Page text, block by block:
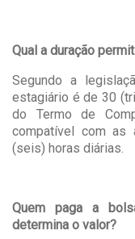
Qual a duração
Segundo a
estagiário é de 30
do Termo de
compatível com as
(seis) horas diárias.
Quem paga a
determina o valor?